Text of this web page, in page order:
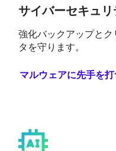
サイバーセキュリ
強化バックアップと
タを守ります。
マルウェアに先手を